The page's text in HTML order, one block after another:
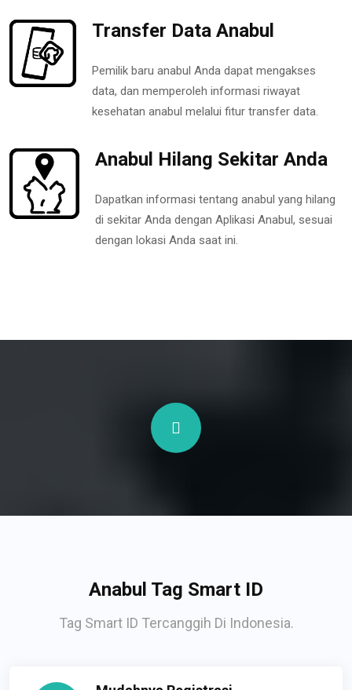
Transfer Data Anabul
Pemilik baru anabul Anda dapat mengakses
data, dan memperoleh informasi riwayat
kesehatan anabul melalui fitur transfer data.
Anabul Hilang Sekitar Anda
Dapatkan informasi tentang anabul yang hilang
di sekitar Anda dengan Aplikasi Anabul, sesuai
dengan lokasi Anda saat ini.
Anabul Tag Smart ID
Tag Smart ID Tercanggih Di Indonesia.